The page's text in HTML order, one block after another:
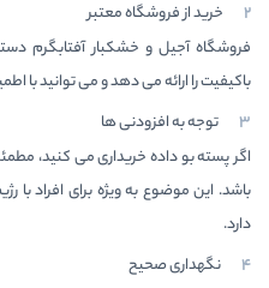
خرید از فروشگاه معتبر
فروشگاه آجیل و خشکبار آفتابگرم
باکیفیت را ارائه می دهد و می توانید با
توجه به افزودنی ها
اگر پسته بو داده خریداری می کنید،
باشد. این موضوع به ویژه برای افراد
دارد.
نگهداری صحیح